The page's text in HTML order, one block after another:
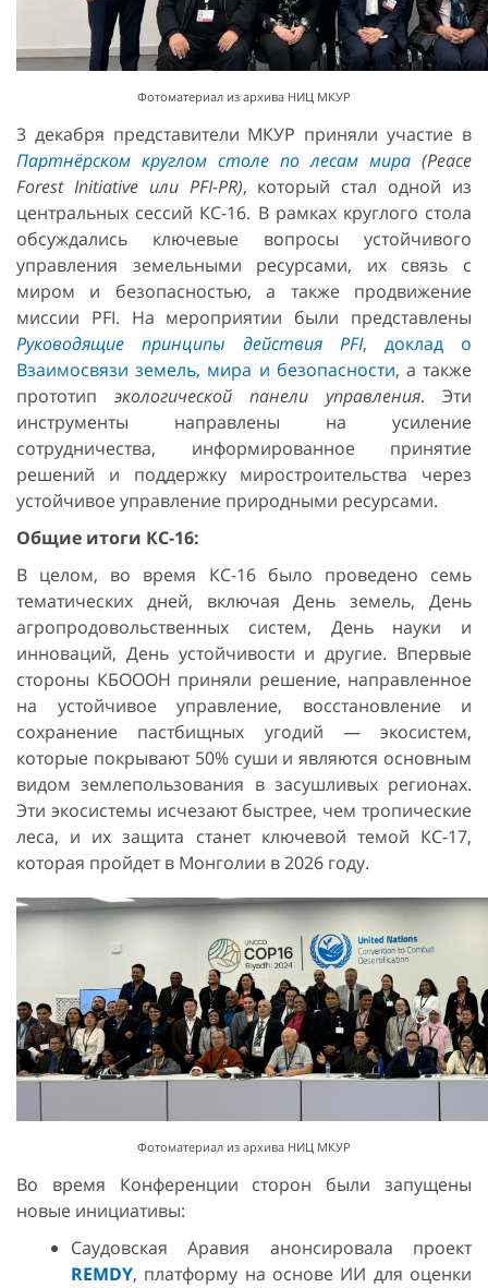
Фотоматериал из архива НИЦ МКУР
3 декабря представители МКУР приняли участие в
Партнёрском круглом столе по лесам мира (Peace
Forest Initiative или PFI-PR), который стал одной из
центральных сессий КС-16. В рамках круглого стола
обсуждались ключевые вопросы устойчивого
управления земельными ресурсами, их связь с
миром и безопасностью, а также продвижение
миссии PFI. На мероприятии были представлены
Руководящие принципы действия PFI, доклад о
Взаимосвязи земель, мира и безопасности, а также
прототип экологической панели управления. Эти
инструменты направлены на усиление
сотрудничества, информированное принятие
решений и поддержку миростроительства через
устойчивое управление природными ресурсами.
Общие итоги КС-16:
В целом, во время КС-16 было проведено семь
тематических дней, включая День земель, День
агропродовольственных систем, День науки и
инноваций, День устойчивости и другие. Впервые
стороны КБОООН приняли решение, направленное
на устойчивое управление, восстановление и
сохранение пастбищных угодий — экосистем,
которые покрывают 50% суши и являются основным
видом землепользования в засушливых регионах.
Эти экосистемы исчезают быстрее, чем тропические
леса, и их защита станет ключевой темой КС-17,
которая пройдет в Монголии в 2026 году.
Фотоматериал из архива НИЦ МКУР
Во время Конференции сторон были запущены
новые инициативы:
Саудовская Аравия анонсировала проект
REMDY, платформу на основе ИИ для оценки